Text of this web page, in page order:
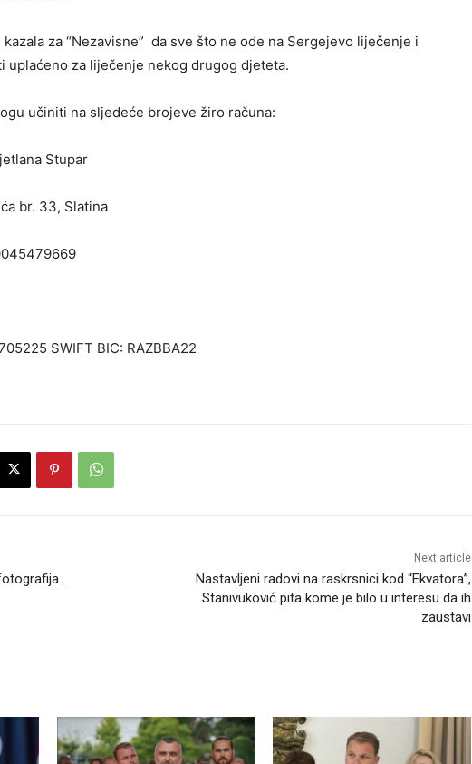
za “Nezavisne” da sve što ne ode na Sergejevo liječenje i
uplaćeno za liječenje nekog drugog djeteta.
učiniti na sljedeće brojeve žiro računa:
Stupar
br. 33, Slatina
SWIFT BIC: RAZBBA22
Next article
Nastavljeni radovi na raskrsnici kod “Ekvatora”,
Stanivuković pita kome je bilo u interesu da ih
zaustavi